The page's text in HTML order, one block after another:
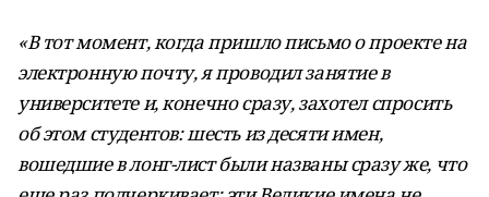
«В тот момент, когда пришло письмо о проекте на
электронную почту, я проводил занятие в
университете и, конечно сразу, захотел спросить
об этом студентов: шесть из десяти имен,
вошедшие в лонг-лист были названы сразу же, что